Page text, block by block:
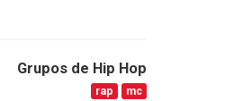
Grupos de Hip Hop
rap mc